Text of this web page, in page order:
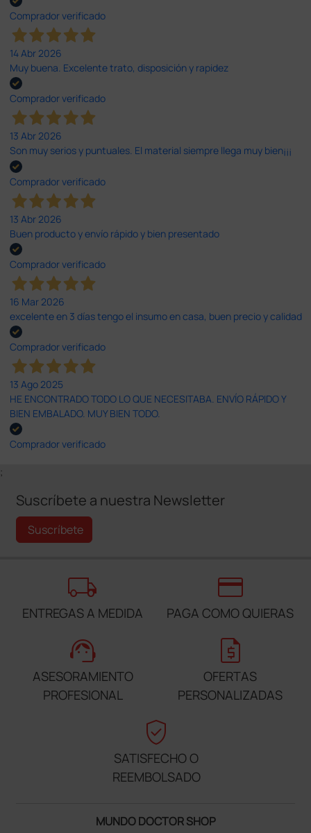
Comprador verificado
14 Abr 2026
Muy buena. Excelente trato, disposición y rapidez
Comprador verificado
13 Abr 2026
Son muy serios y puntuales. El material siempre llega muy bien¡¡¡
Comprador verificado
13 Abr 2026
Buen producto y envío rápido y bien presentado
Comprador verificado
16 Mar 2026
excelente en 3 días tengo el insumo en casa, buen precio y calidad
Comprador verificado
13 Ago 2025
HE ENCONTRADO TODO LO QUE NECESITABA. ENVÍO RÁPIDO Y
BIEN EMBALADO. MUY BIEN TODO.
Comprador verificado
;
Suscríbete a nuestra Newsletter
Suscríbete
local_shipping
ENTREGAS A MEDIDA
credit_card
PAGA COMO QUIERAS
support_agent
ASESORAMIENTO
PROFESIONAL
request_quote
OFERTAS
PERSONALIZADAS
verified_user
SATISFECHO O
REEMBOLSADO
MUNDO DOCTOR SHOP